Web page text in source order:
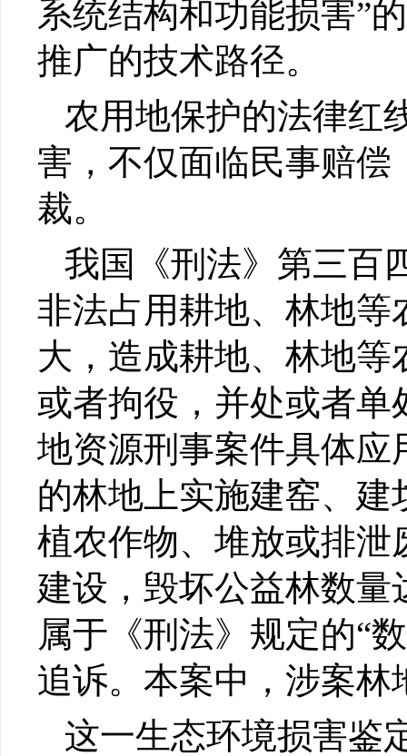
系统结构和功能损害”
推广的技术路径。
农用地保护的法律红
害，不仅面临民事赔
裁。
我国《刑法》第三百
非法占用耕地、林地
大，造成耕地、林地
或者拘役，并处或者单
地资源刑事案件具体
的林地上实施建窑、
植农作物、堆放或排
建设，毁坏公益林数量
属于《刑法》规定的“
追诉。本案中，涉案林
这一生态环境损害鉴